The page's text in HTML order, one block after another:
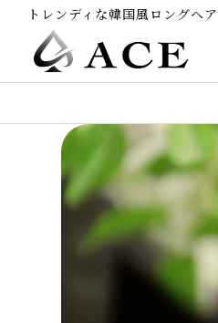
トレンディな韓国風ロングヘ